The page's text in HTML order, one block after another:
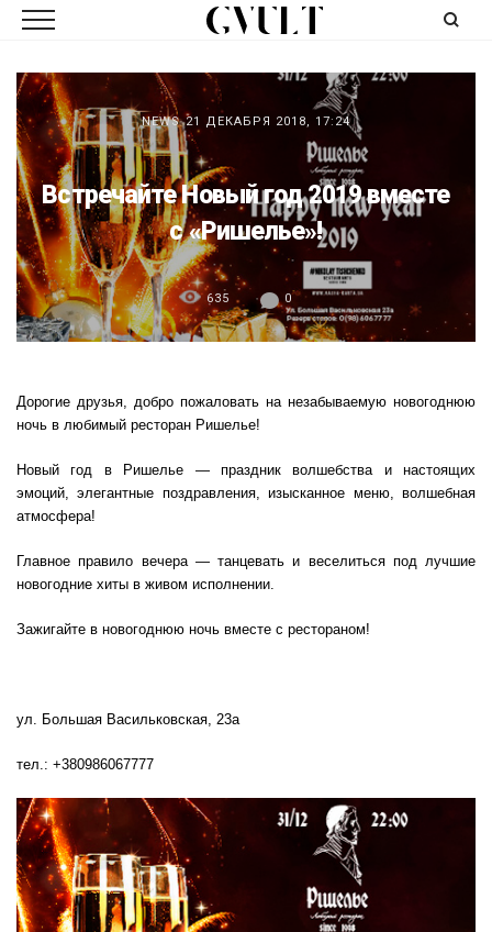
NEWS 21 ДЕКАБРЯ 2018, 17:24
Встречайте Новый год 2019 вместе
с «Ришелье»!
635 0
Дорогие друзья, добро пожаловать на незабываемую новогоднюю
ночь в любимый ресторан Ришелье!
Новый год в Ришелье — праздник волшебства и настоящих
эмоций, элегантные поздравления, изысканное меню, волшебная
атмосфера!
Главное правило вечера — танцевать и веселиться под лучшие
новогодние хиты в живом исполнении.
Зажигайте в новогоднюю ночь вместе с рестораном!
ул. Большая Васильковская, 23а
тел.: +380986067777